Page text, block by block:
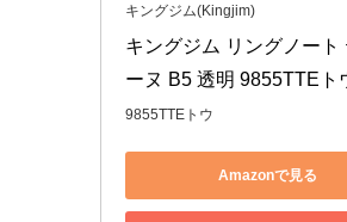
キングジム(Kingjim)
キングジム リングノート
ーヌ B5 透明 9855TTEト
9855TTEトウ
Amazonで見る